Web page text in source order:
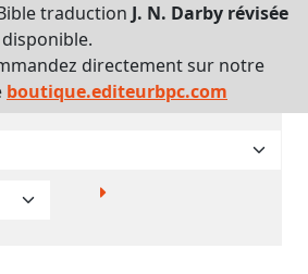
traduction J. N. Darby révisée
directement sur notre
boutique.editeurbpc.com